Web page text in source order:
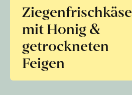
Ziegenfrischkäse
mit Honig &
getrockneten
Feigen